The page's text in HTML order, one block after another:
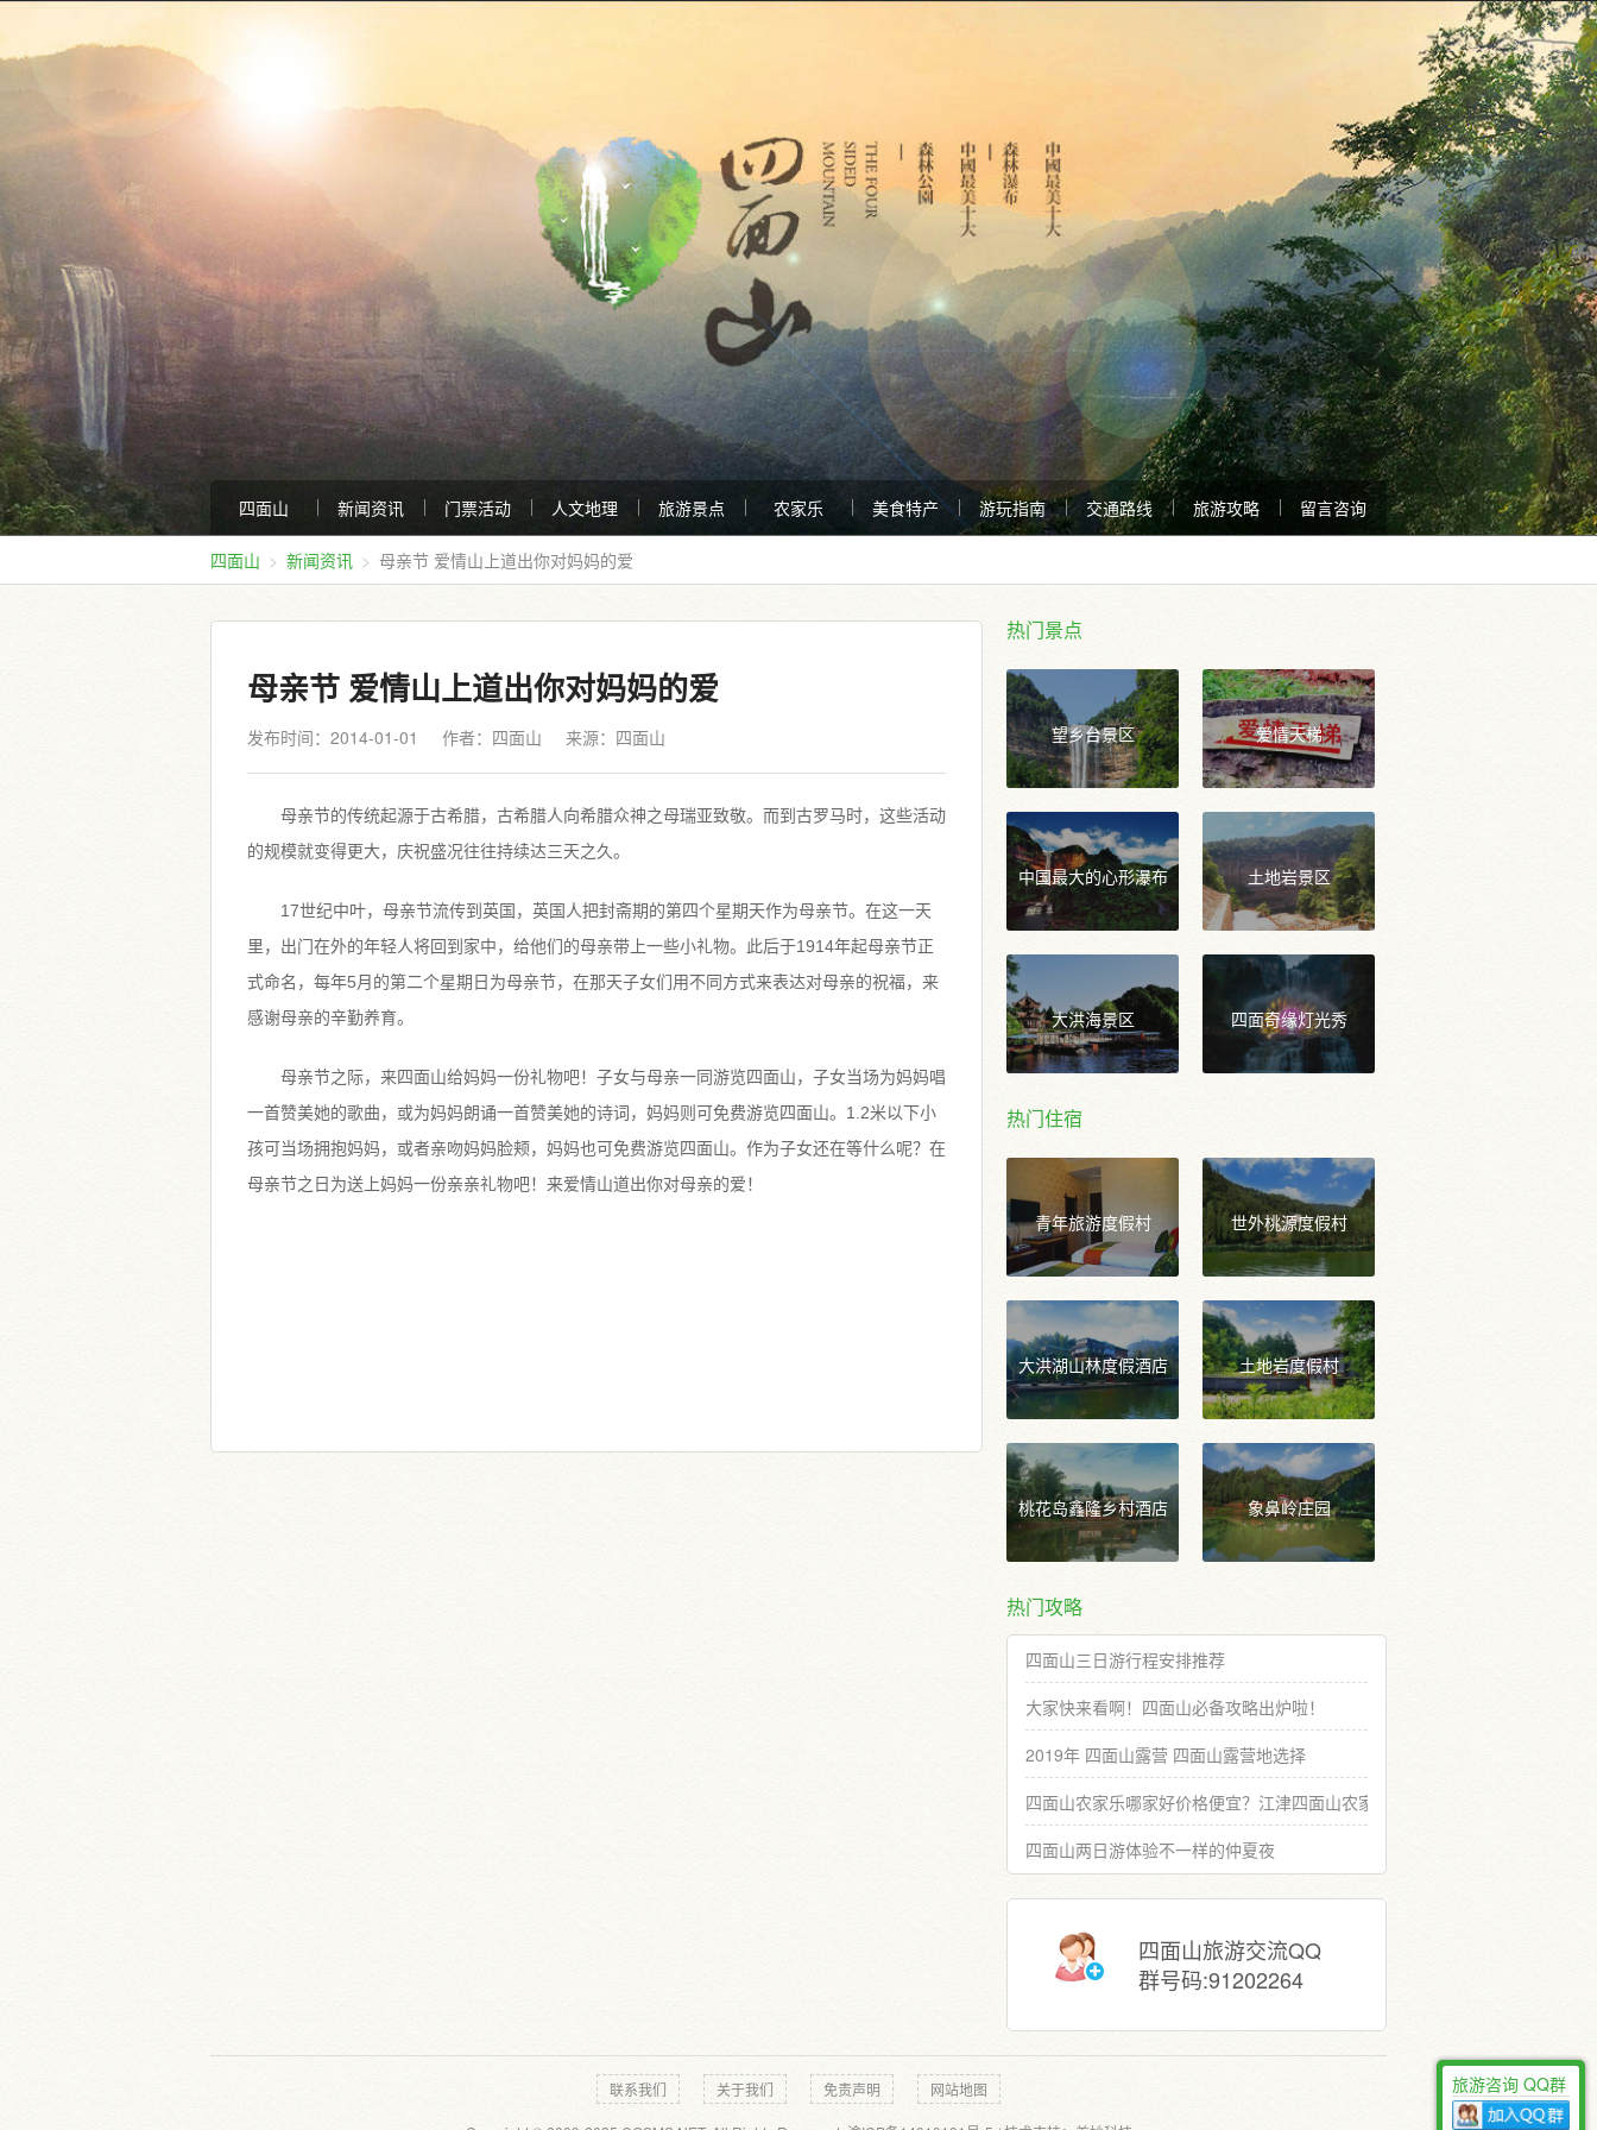
四面山 新闻资讯 门票活动 人文地理 旅游景点 农家乐 美食特产 游玩指南 交通路线 旅游攻略 留言咨询
四面山 新闻资讯 母亲节 爱情山上道出你对妈妈的爱
母亲节 爱情山上道出你对妈妈的爱
发布时间：2014-01-01 作者：四面山 来源： 四面山
母亲节的传统起源于古希腊，古希腊人向希腊众神之母瑞亚致敬。而到古罗马时，这些活动
的规模就变得更大，庆祝盛况往往持续达三天之久。
17世纪中叶，母亲节流传到英国，英国人把封斋期的第四个星期天作为母亲节。在这一天
里，出门在外的年轻人将回到家中，给他们的母亲带上一些小礼物。此后于1914年起母亲节正
式命名，每年5月的第二个星期日为母亲节，在那天子女们用不同方式来表达对母亲的祝福，来
感谢母亲的辛勤养育。
母亲节之际，来四面山给妈妈一份礼物吧！子女与母亲一同游览四面山，子女当场为妈妈唱
一首赞美她的歌曲，或为妈妈朗诵一首赞美她的诗词，妈妈则可免费游览四面山。1.2米以下小
孩可当场拥抱妈妈，或者亲吻妈妈脸颊，妈妈也可免费游览四面山。作为子女还在等什么呢？在
母亲节之日为送上妈妈一份亲亲礼物吧！来爱情山道出你对母亲的爱！
热门景点
望乡台景区 爱情天梯
中国最大的心形瀑布 土地岩景区
大洪海景区 四面奇缘灯光秀
热门住宿
青年旅游度假村 世外桃源度假村
大洪湖山林度假酒店 土地岩度假村
桃花岛鑫隆乡村酒店 象鼻岭庄园
热门攻略
四面山三日游行程安排推荐
大家快来看啊！四面山必备攻略出炉啦！
2019年 四面山露营 四面山露营地选择
四面山农家乐哪家好价格便宜？江津四面山农家乐推荐选择
四面山两日游体验不一样的仲夏夜
四面山旅游交流QQ
群号码:91202264
联系我们 关于我们 免责声明 网站地图 旅游咨询 QQ群